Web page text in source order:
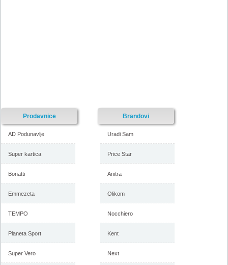
Prodavnice
AD Podunavlje
Super kartica
Bonatti
Emmezeta
TEMPO
Planeta Sport
Super Vero
Brandovi
Uradi Sam
Price Star
Anitra
Olikom
Nocchiero
Kent
Next